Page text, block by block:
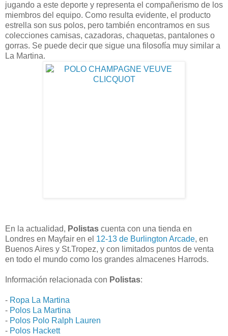
jugando a este deporte y representa el compañerismo de los
miembros del equipo. Como resulta evidente, el producto
estrella son sus polos, pero también encontramos en sus
colecciones camisas, cazadoras, chaquetas, pantalones o
gorras. Se puede decir que sigue una filosofía muy similar a
La Martina.
En la actualidad, Polistas cuenta con una tienda en
Londres en Mayfair en el 12-13 de Burlington Arcade, en
Buenos Aires y St.Tropez, y con limitados puntos de venta
en todo el mundo como los grandes almacenes Harrods.
Información relacionada con Polistas:
- Ropa La Martina
- Polos La Martina
- Polos Polo Ralph Lauren
- Polos Hackett